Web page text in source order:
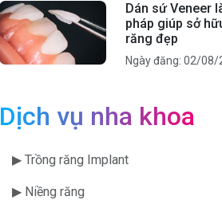
Dán sứ Veneer
pháp giúp sở
răng đẹp
Ngày đăng: 02/08/
Dịch vụ nha khoa
▶ Trồng răng Implant
▶ Niềng răng